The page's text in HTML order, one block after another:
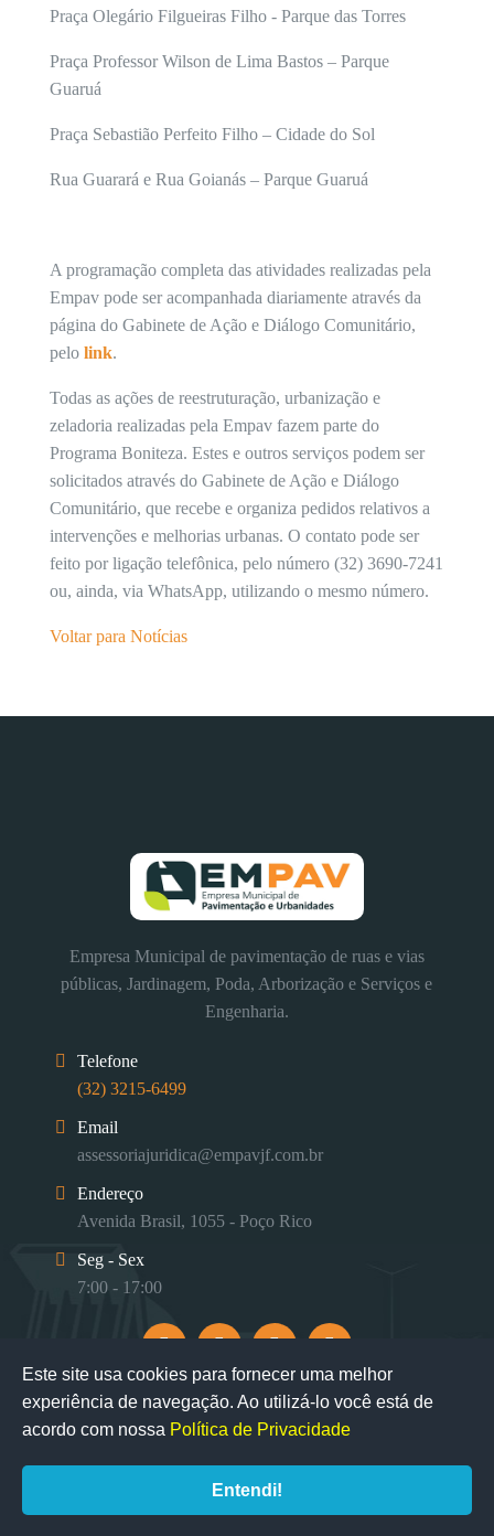
Praça Olegário Filgueiras Filho - Parque das Torres
Praça Professor Wilson de Lima Bastos – Parque
Guaruá
Praça Sebastião Perfeito Filho – Cidade do Sol
Rua Guarará e Rua Goianás – Parque Guaruá
A programação completa das atividades realizadas pela
Empav pode ser acompanhada diariamente através da
página do Gabinete de Ação e Diálogo Comunitário,
pelo link.
Todas as ações de reestruturação, urbanização e
zeladoria realizadas pela Empav fazem parte do
Programa Boniteza. Estes e outros serviços podem ser
solicitados através do Gabinete de Ação e Diálogo
Comunitário, que recebe e organiza pedidos relativos a
intervenções e melhorias urbanas. O contato pode ser
feito por ligação telefônica, pelo número (32) 3690-7241
ou, ainda, via WhatsApp, utilizando o mesmo número.
Voltar para Notícias
Empresa Municipal de pavimentação de ruas e vias
públicas, Jardinagem, Poda, Arborização e Serviços e
Engenharia.
Telefone
(32) 3215-6499
Email
assessoriajuridica@empavjf.com.br
Endereço
Avenida Brasil, 1055 - Poço Rico
Seg - Sex
7:00 - 17:00
desenvolvido por
Este site usa cookies para fornecer uma melhor
experiência de navegação. Ao utilizá-lo você está de
acordo com nossa Política de Privacidade
Entendi!